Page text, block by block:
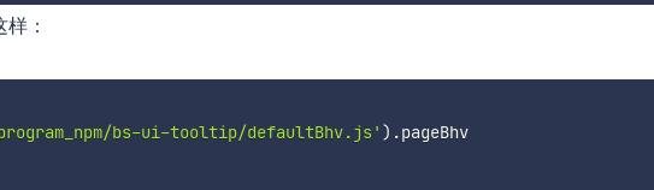
：
bs-ui-tooltip/defaultBhv.js' ) .
pageBhv